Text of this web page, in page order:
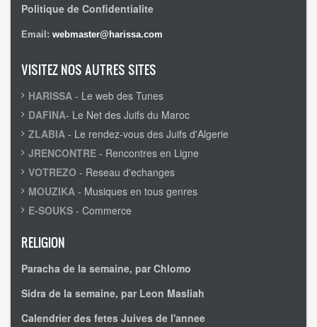
Politique de Confidentialite
Email: webmaster@harissa.com
VISITEZ NOS AUTRES SITES
HARISSA - Le web des Tunes
DAFINA- Le Net des Juifs du Maroc
ZLABIA - Le rendez-vous des Juifs d'Algerie
JRENCONTRE - Rencontres en Ligne
VOTREZO - Reseau d'echanges
MOUZIKA - Musiques en tous genres
E-SOUKS - Commerce
RELIGION
Paracha de la semaine, par Chlomo
Sidra de la semaine, par Leon Masliah
Calendrier des fetes Juives de l'annee